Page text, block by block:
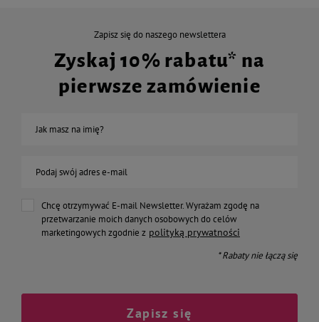
Zapisz się do naszego newslettera
Zyskaj 10% rabatu* na
pierwsze zamówienie
Jak masz na imię?
Podaj swój adres e-mail
Chcę otrzymywać E-mail Newsletter. Wyrażam zgodę na
przetwarzanie moich danych osobowych do celów
marketingowych zgodnie z polityką prywatności
* Rabaty nie łączą się
Zapisz się